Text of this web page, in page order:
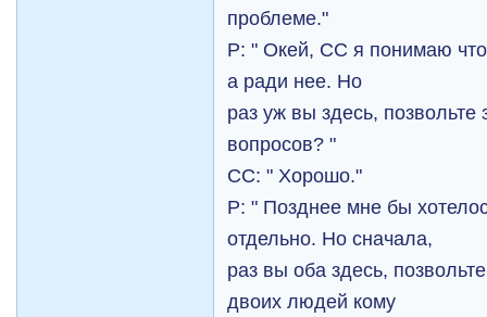
проблемe."
Р: " Окей, СС я понимаю
а ради нее. Но
раз уж вы здесь, позвольте
вопросов? "
СС: " Хорошо."
Р: " Позднее мне бы
отдельно. Но сначала,
раз вы оба здесь,
двоих людей кому